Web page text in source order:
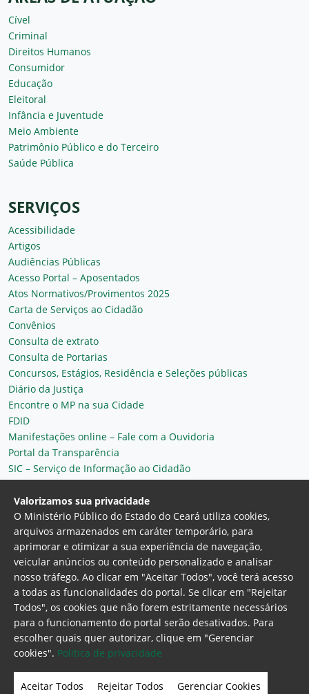
Cível
Criminal
Direitos Humanos
Consumidor
Educação
Eleitoral
Infância e Juventude
Meio Ambiente
Patrimônio Público e do Terceiro
Saúde Pública
SERVIÇOS
Acessibilidade
Artigos
Audiências Públicas
Acesso Portal – Aposentados
Atos Normativos/Provimentos 2025
Carta de Serviços ao Cidadão
Convênios
Consulta de extrato
Consulta de Portarias
Concursos, Estágios, Residência e Seleções públicas
Diário da Justiça
Encontre o MP na sua Cidade
FDID
Manifestações online – Fale com a Ouvidoria
Portal da Transparência
SIC – Serviço de Informação ao Cidadão
Plantão MP do Ceará
Secretaria Geral
Ministério Público do Estado do Ceará
Procuradoria Geral de Justiça Av. Gen. Afonso
Albuquerque Lima, 130 - Cambeba - CEP:
60.822-325 - Fortaleza, Ceará. Brasil
Home Page Intranet Webmail Office 365
Valorizamos sua privacidade
O Ministério Público do Estado do Ceará utiliza cookies,
arquivos armazenados em caráter temporário, para
aprimorar e otimizar a sua experiência de navegação,
veicular anúncios ou conteúdo personalizado e analisar
nosso tráfego. Ao clicar em "Aceitar Todos", você terá acesso
a todas as funcionalidades do portal. Se clicar em "Rejeitar
Todos", os cookies que não forem estritamente necessários
para o funcionamento do portal serão desativados. Para
escolher quais quer autorizar, clique em "Gerenciar
cookies". Politica de privacidade
Aceitar Todos Rejeitar Todos Gerenciar Cookies